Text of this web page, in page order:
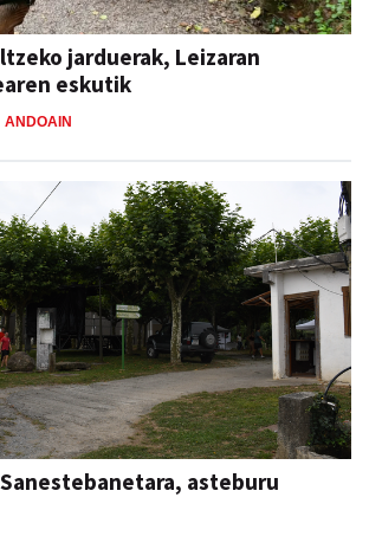
jarduerak, Leizaran
eskutik
ANDOAIN
asteburu